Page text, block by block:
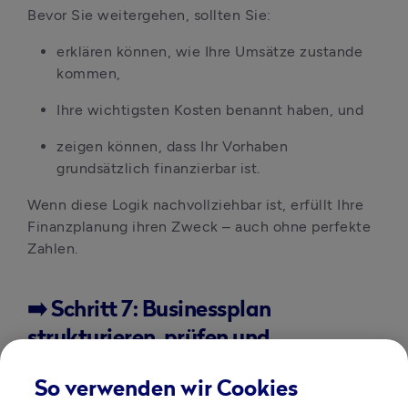
Bevor Sie weitergehen, sollten Sie:
erklären können, wie Ihre Umsätze zustande
kommen,
Ihre wichtigsten Kosten benannt haben, und
zeigen können, dass Ihr Vorhaben
grundsätzlich finanzierbar ist.
Wenn diese Logik nachvollziehbar ist, erfüllt Ihre
Finanzplanung ihren Zweck – auch ohne perfekte
Zahlen.
➡️ Schritt 7: Businessplan
strukturieren, prüfen und
So verwenden wir Cookies